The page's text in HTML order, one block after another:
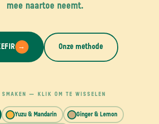
mee naartoe neemt.
→ Onze methode
SMAKEN — KLIK OM TE WISSELEN
Yuzu & Mandarin Ginger & Lemon